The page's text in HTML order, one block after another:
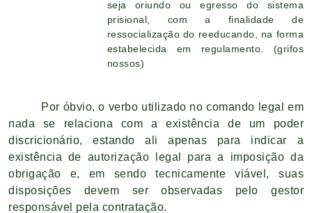
seja oriundo ou egresso do sistema
prisional, com a finalidade de
ressocialização do reeducando, na forma
estabelecida em regulamento. (grifos
nossos)
Por óbvio, o verbo utilizado no comando legal em
nada se relaciona com a existência de um poder
discricionário, estando ali apenas para indicar a
existência de autorização legal para a imposição da
obrigação e, em sendo tecnicamente viável, suas
disposições devem ser observadas pelo gestor
responsável pela contratação.